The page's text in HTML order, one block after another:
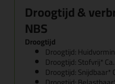
Droogtijd &
NBS
Droogtijd
Droogtijd:
Droogtijd: Stofvrij*
Droogtijd: Snijdbaar*